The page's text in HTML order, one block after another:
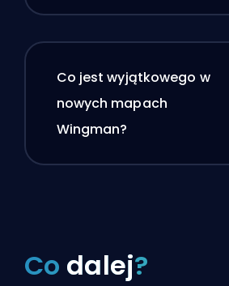
Co jest wyjątkowego w
nowych mapach
Wingman?
Co dalej?